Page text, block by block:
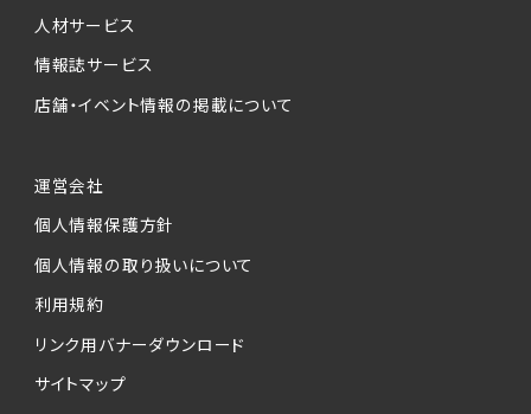
人材サービス
情報誌サービス
店舗・イベント情報の掲載について
運営会社
個人情報保護方針
個人情報の取り扱いについて
利用規約
リンク用バナーダウンロード
サイトマップ